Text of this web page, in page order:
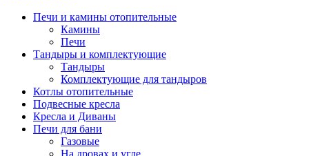
Печи и камины отопительные
Камины
Печи
Тандыры и комплектующие
Тандыры
Комплектующие для тандыров
Котлы отопительные
Подвесные кресла
Кресла и Диваны
Печи для бани
Газовые
На дровах и угле